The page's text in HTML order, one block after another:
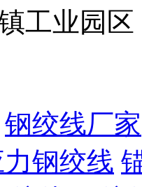
工业园区
钢绞线厂家
钢绞线